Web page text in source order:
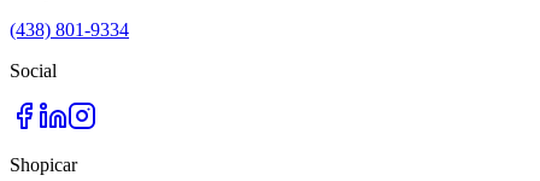
(438) 801-9334
Social
Shopicar